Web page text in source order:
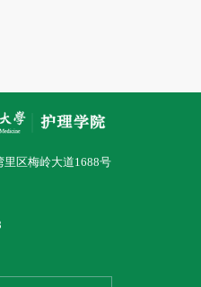
区梅岭大道1688号